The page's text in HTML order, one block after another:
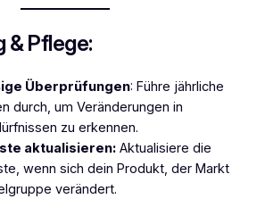
& Pflege:
Überprüfungen: Führe jährliche
durch, um Veränderungen in
zu erkennen.
aktualisieren:Aktualisiere die
wenn sich dein Produkt, der Markt
verändert.